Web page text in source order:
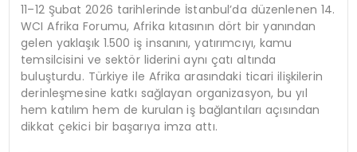
11–12 Şubat 2026 tarihlerinde İstanbul’da düzenlenen 14.
WCI Afrika Forumu, Afrika kıtasının dört bir yanından
gelen yaklaşık 1.500 iş insanını, yatırımcıyı, kamu
temsilcisini ve sektör liderini aynı çatı altında
buluşturdu. Türkiye ile Afrika arasındaki ticari ilişkilerin
derinleşmesine katkı sağlayan organizasyon, bu yıl
hem katılım hem de kurulan iş bağlantıları açısından
dikkat çekici bir başarıya imza attı.